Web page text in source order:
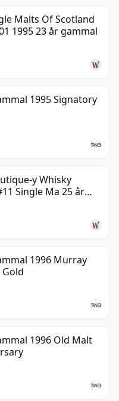
Malts Of Scotland
1995 23 år gammal
1995 Signatory
y Whisky
Single Ma 25 år
1996 Murray
1996 Old Malt